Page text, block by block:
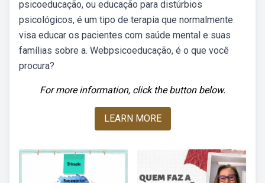
psicoeducação, ou educação para distúrbios
psicológicos, é um tipo de terapia que normalmente
visa educar os pacientes com saúde mental e suas
famílias sobre a. Webpsicoeducação, é o que você
procura?
For more information, click the button below.
LEARN MORE